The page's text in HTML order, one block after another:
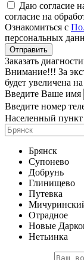
Даю согласие
согласие на
Ознакомиться с
персональных
Заказать
Внимание!!! За
будет увеличена
Введите Ваше имя
Введите номер
Населенный пункт
Брянск
Супонево
Добрунь
Глинищево
Путевка
Отрадное
Новые
Нетьинка